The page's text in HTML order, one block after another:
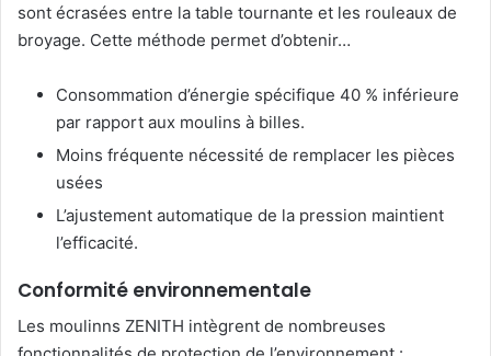
sont écrasées entre la table tournante et les rouleaux de
broyage. Cette méthode permet d’obtenir…
Consommation d’énergie spécifique 40 % inférieure
par rapport aux moulins à billes.
Moins fréquente nécessité de remplacer les pièces
usées
L’ajustement automatique de la pression maintient
l’efficacité.
Conformité environnementale
Les moulinns ZENITH intègrent de nombreuses